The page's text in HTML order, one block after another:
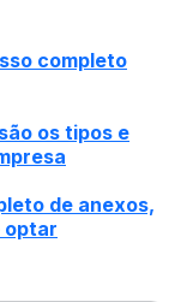
completo
os tipos e
de anexos,
optar